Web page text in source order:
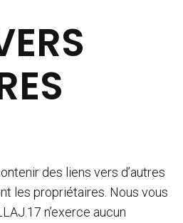
des liens vers d’autres
les propriétaires. Nous vous
n’exerce aucun